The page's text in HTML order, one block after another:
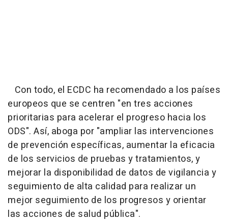
Con todo, el ECDC ha recomendado a los países
europeos que se centren "en tres acciones
prioritarias para acelerar el progreso hacia los
ODS". Así, aboga por "ampliar las intervenciones
de prevención específicas, aumentar la eficacia
de los servicios de pruebas y tratamientos, y
mejorar la disponibilidad de datos de vigilancia y
seguimiento de alta calidad para realizar un
mejor seguimiento de los progresos y orientar
las acciones de salud pública".